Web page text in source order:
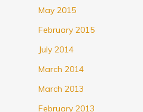
May 2015
February 2015
July 2014
March 2014
March 2013
February 2013